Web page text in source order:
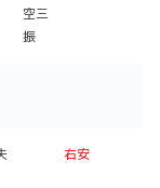
空三
振
右安